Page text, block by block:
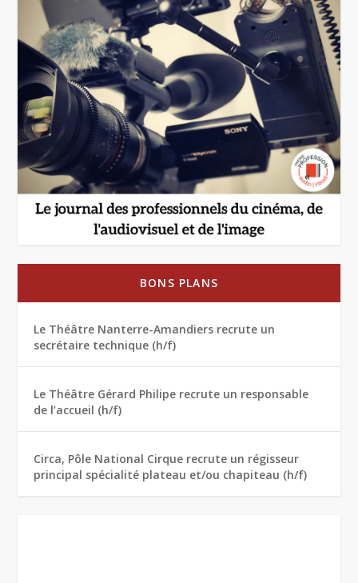
BONS PLANS
Le Théâtre Nanterre-Amandiers recrute un
secrétaire technique (h/f)
Le Théâtre Gérard Philipe recrute un responsable
de l’accueil (h/f)
Circa, Pôle National Cirque recrute un régisseur
principal spécialité plateau et/ou chapiteau (h/f)